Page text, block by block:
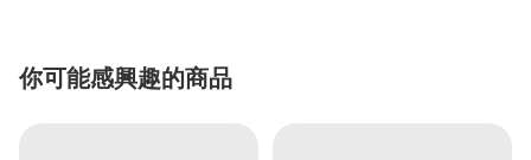
你可能感興趣的商品